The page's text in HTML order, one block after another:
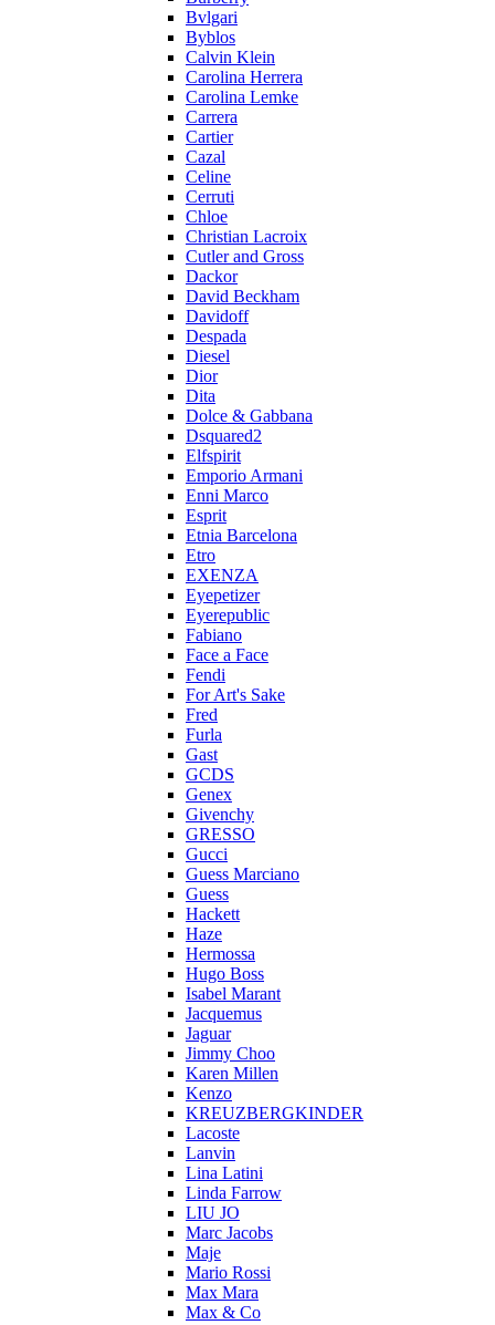
Bvlgari
Byblos
Calvin Klein
Carolina Herrera
Carolina Lemke
Carrera
Cartier
Cazal
Celine
Cerruti
Chloe
Christian Lacroix
Cutler and Gross
Dackor
David Beckham
Davidoff
Despada
Diesel
Dior
Dita
Dolce & Gabbana
Dsquared2
Elfspirit
Emporio Armani
Enni Marco
Esprit
Etnia Barcelona
Etro
EXENZA
Eyepetizer
Eyerepublic
Fabiano
Face a Face
Fendi
For Art's Sake
Fred
Furla
Gast
GCDS
Genex
Givenchy
GRESSO
Gucci
Guess Marciano
Guess
Hackett
Haze
Hermossa
Hugo Boss
Isabel Marant
Jacquemus
Jaguar
Jimmy Choo
Karen Millen
Kenzo
KREUZBERGKINDER
Lacoste
Lanvin
Lina Latini
Linda Farrow
LIU JO
Marc Jacobs
Maje
Mario Rossi
Max Mara
Max & Co